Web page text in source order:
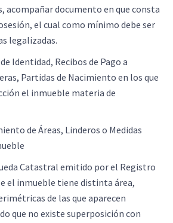
acompañar documento en que consta
el cual como mínimo debe ser
legalizadas.
Identidad, Recibos de Pago a
Partidas de Nacimiento en los que
el inmueble materia de
de Áreas, Linderos o Medidas
Catastral emitido por el Registro
el inmueble tiene distinta área,
de las que aparecen
que no existe superposición con